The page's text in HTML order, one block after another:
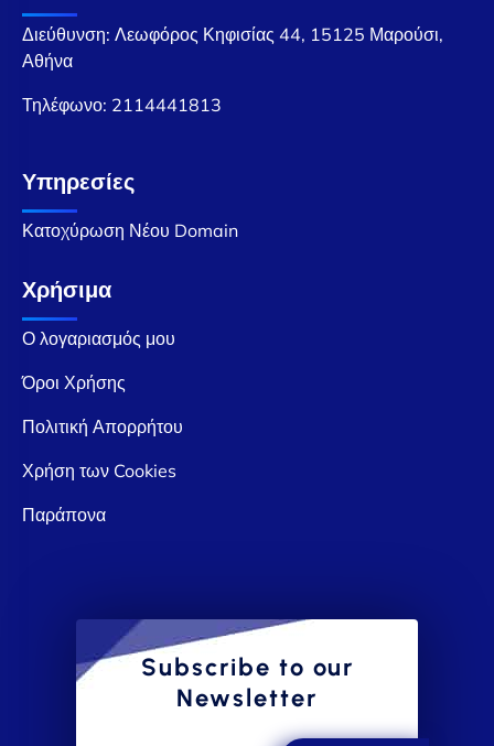
Διεύθυνση: Λεωφόρος Κηφισίας 44, 15125 Μαρούσι,
Αθήνα
Τηλέφωνο: 2114441813
Υπηρεσίες
Κατοχύρωση Νέου Domain
Χρήσιμα
Ο λογαριασμός μου
Όροι Χρήσης
Πολιτική Απορρήτου
Χρήση των Cookies
Παράπονα
Subscribe to our
Newsletter